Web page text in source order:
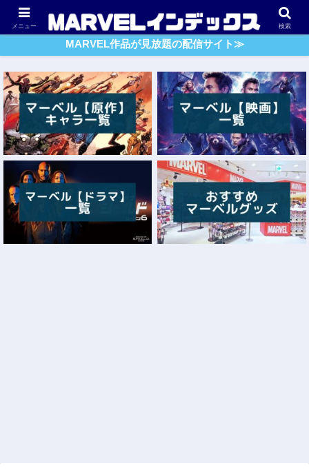
アベンジャーズ スパイダーマン ガーディアンズ・O・G
MARVEL作品が見放題の配信サイト≫
メニュー 検索